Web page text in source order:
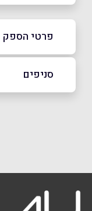
פרטי הספק
באתר
טלפון
סניפים